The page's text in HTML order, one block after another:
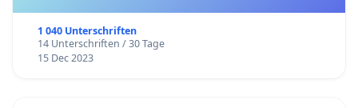
1 040 Unterschriften
14 Unterschriften / 30 Tage
15 Dec 2023